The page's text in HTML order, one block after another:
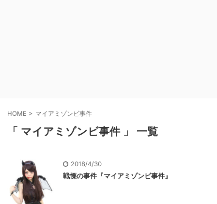
HOME > マイアミゾンビ事件
「 マイアミゾンビ事件 」 一覧
2018/4/30
戦慄の事件『マイアミゾンビ事件』